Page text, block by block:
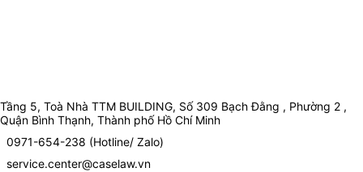
Tầng 5, Toà Nhà TTM BUILDING, Số 309 Bạch Đằng , Phường 2 ,
Quận Bình Thạnh, Thành phố Hồ Chí Minh
0971-654-238 (Hotline/ Zalo)
service.center@caselaw.vn